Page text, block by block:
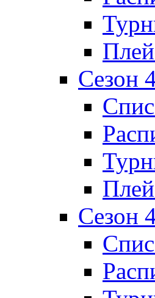
Сезон
Сезон